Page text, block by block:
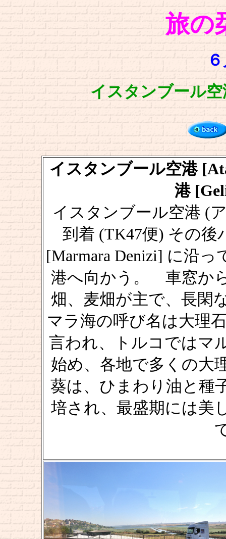
旅の
イスタンブール
イスタンブール空港
港
イスタンブール空港 (
到着 (TK47便) その
[Marmara Denizi] に沿
港へ向かう。 車窓か
畑、麦畑が主で、長
マラ海の呼び名は大理
言われ、トルコではマ
始め、各地で多くの
葵は、ひまわり油と種
培され、最盛期には美